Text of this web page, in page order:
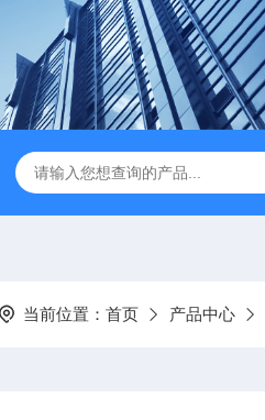
HPH-L2实验型微量超高压均质
当前位置： 首页 产品中心